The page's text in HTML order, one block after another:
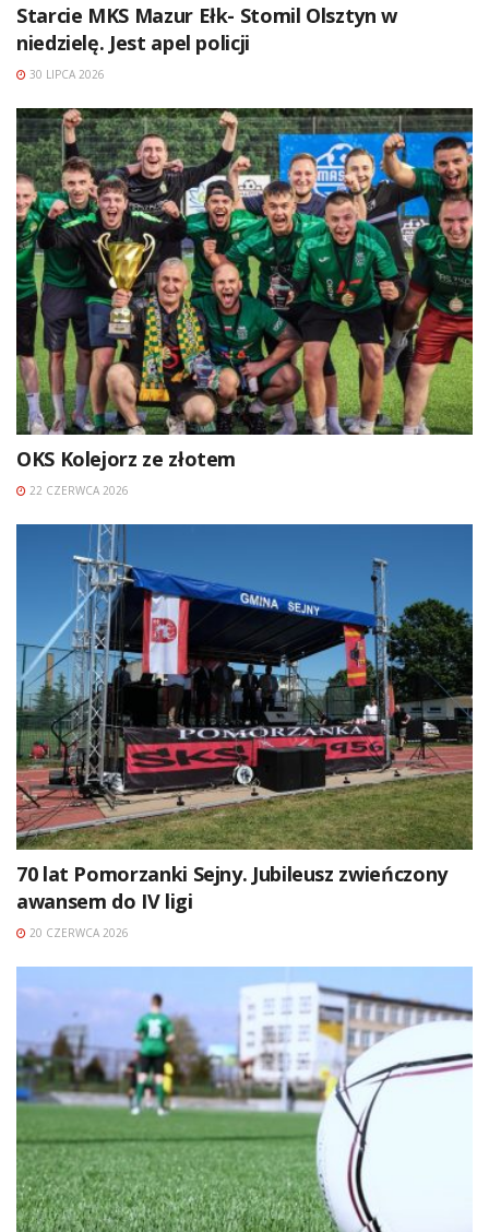
Starcie MKS Mazur Ełk- Stomil Olsztyn w
niedzielę. Jest apel policji
30 LIPCA 2026
OKS Kolejorz ze złotem
22 CZERWCA 2026
70 lat Pomorzanki Sejny. Jubileusz zwieńczony
awansem do IV ligi
20 CZERWCA 2026